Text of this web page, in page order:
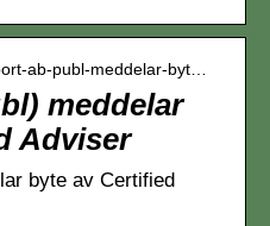
ab-publ-meddelar-byt…
meddelar
Adviser
byte av Certified